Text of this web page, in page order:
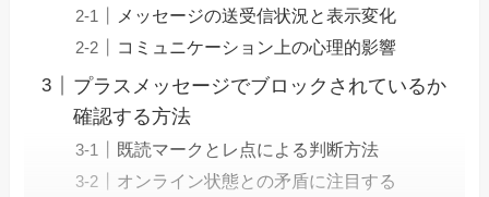
メッセージの送受信状況と表示変化
コミュニケーション上の心理的影響
プラスメッセージでブロックされているか
確認する方法
既読マークとレ点による判断方法
オンライン状態との矛盾に注目する